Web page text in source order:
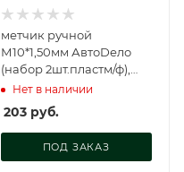
метчик ручной
М10*1,50мм АвтоDело
(набор 2шт.пластм/ф),
40794
Нет в наличии
203руб.
ПОД ЗАКАЗ